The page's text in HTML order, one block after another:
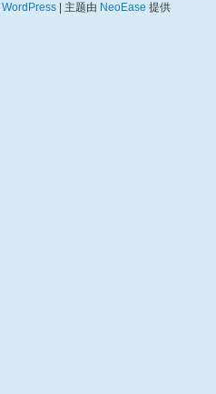
WordPress | 主题由 NeoEase 提供